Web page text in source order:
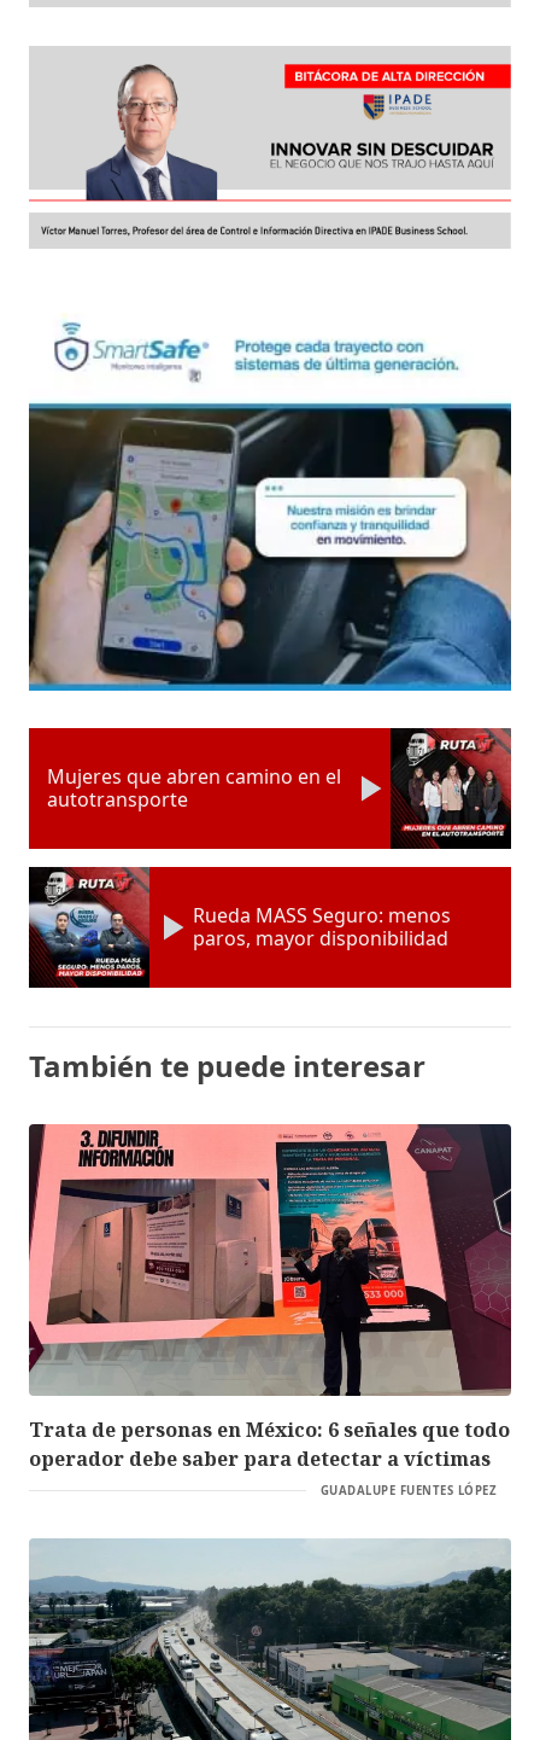
Mujeres que abren camino en el
autotransporte
Rueda MASS Seguro: menos
paros, mayor disponibilidad
También te puede interesar
Trata de personas en México: 6 señales que todo
operador debe saber para detectar a víctimas
GUADALUPE FUENTES LÓPEZ